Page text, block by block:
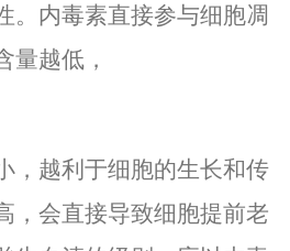
。内毒素直接参与细胞凋
量越低，
越利于细胞的生长和传
，会直接导致细胞提前老